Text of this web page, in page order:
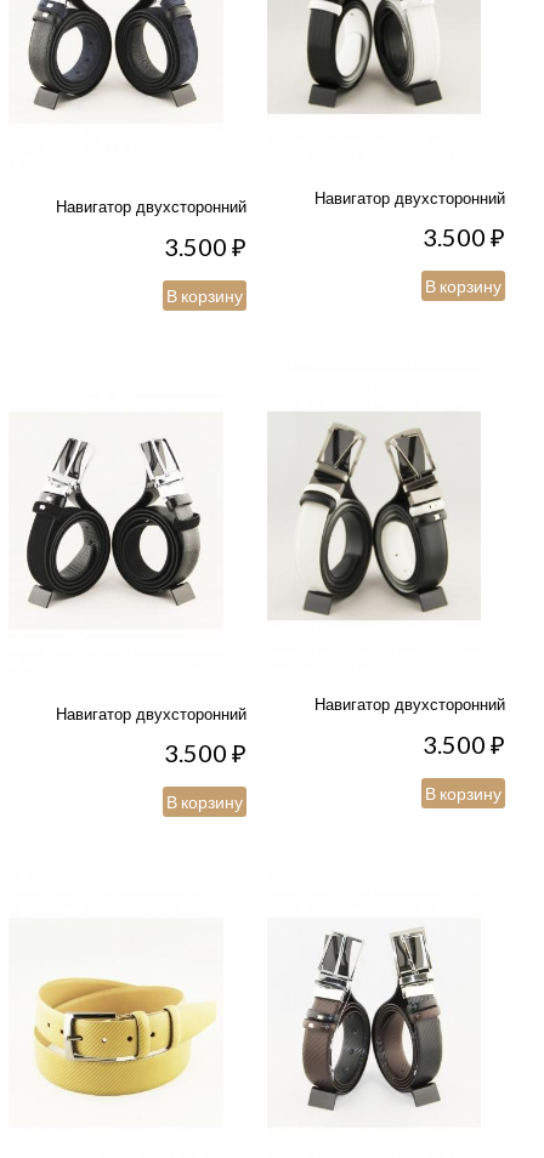
Навигатор двухсторонний
3.500₽
В корзину
Навигатор двухсторонний
3.500₽
В корзину
Навигатор двухсторонний
3.500₽
В корзину
Навигатор двухсторонний
3.500₽
В корзину